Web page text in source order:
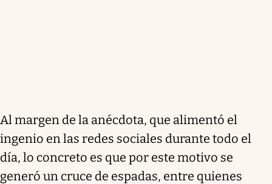
Al margen de la anécdota, que alimentó el
ingenio en las redes sociales durante todo el
día, lo concreto es que por este motivo se
generó un cruce de espadas, entre quienes